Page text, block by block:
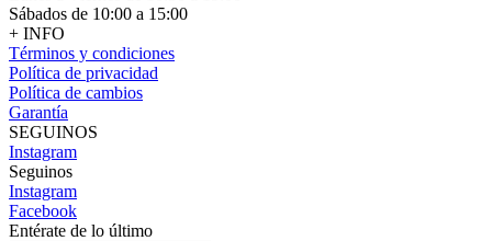
Sábados de 10:00 a 15:00
+ INFO
Términos y condiciones
Política de privacidad
Política de cambios
Garantía
SEGUINOS
Instagram
Seguinos
Instagram
Facebook
Entérate de lo último